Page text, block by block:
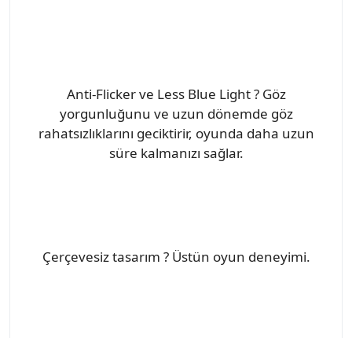
Anti-Flicker ve Less Blue Light ? Göz
yorgunluğunu ve uzun dönemde göz
rahatsızlıklarını geciktirir, oyunda daha uzun
süre kalmanızı sağlar.
Çerçevesiz tasarım ? Üstün oyun deneyimi.